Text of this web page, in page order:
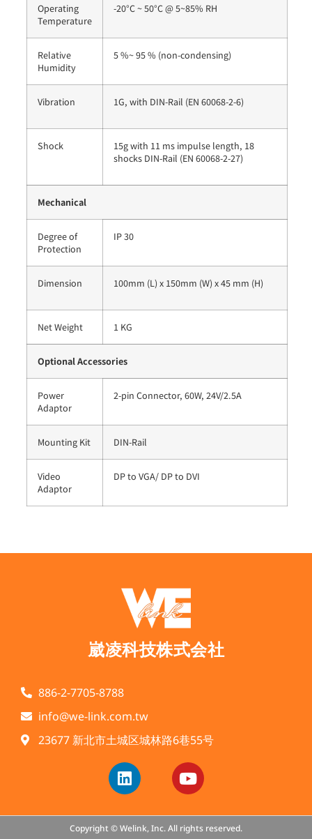
Operating
Temperature
-20°C ~ 50°C @ 5~85% RH
Relative
Humidity
5 %~ 95 % (non-condensing)
Vibration 1G, with DIN-Rail (EN 60068-2-6)
Shock
15g with 11 ms impulse length, 18
shocks DIN-Rail (EN 60068-2-27)
Mechanical
Degree of
Protection
IP 30
Dimension 100mm (L) x 150mm (W) x 45 mm (H)
Net Weight 1 KG
Optional Accessories
Power
Adaptor
2-pin Connector, 60W, 24V/2.5A
Mounting Kit DIN-Rail
Video
Adaptor
DP to VGA/ DP to DVI
崴凌科技株式会社
886-2-7705-8788
info@we-link.com.tw
23677 新北市土城区城林路6巷55号
Copyright © Welink, Inc. All rights reserved.